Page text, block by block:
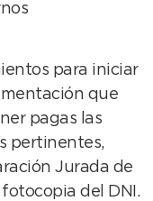
para iniciar
que
pagas las
pertinentes,
Jurada de
del DNI.